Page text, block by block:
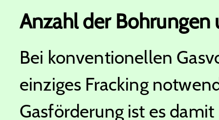
Anzahl der Bohrungen
Bei konventionellen
einziges Fracking
Gasförderung ist es